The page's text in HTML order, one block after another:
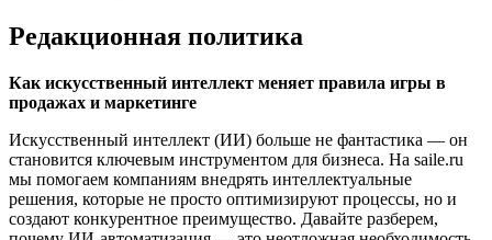
Редакционная политика
Как искусственный интеллект меняет правила игры в
продажах и маркетинге
Искусственный интеллект (ИИ) больше не фантастика — он
становится ключевым инструментом для бизнеса. На saile.ru
мы помогаем компаниям внедрять интеллектуальные
решения, которые не просто оптимизируют процессы, но и
создают конкурентное преимущество. Давайте разберем,